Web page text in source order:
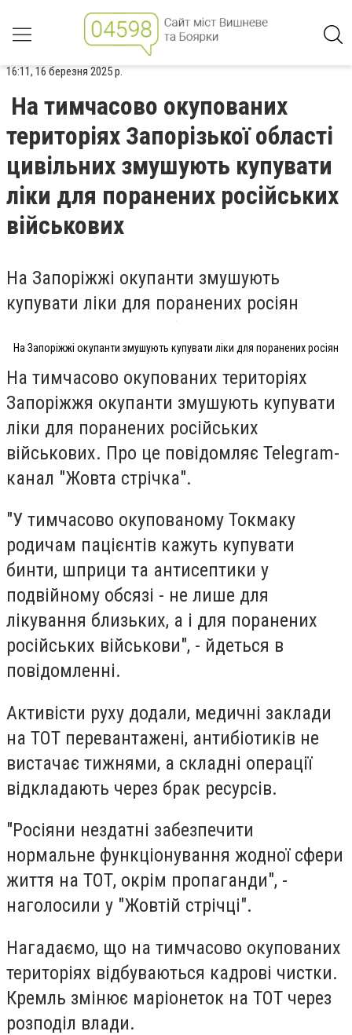
16:11, 16 березня 2025 р.
На тимчасово окупованих
територіях Запорізької області
цивільних змушують купувати
ліки для поранених російських
військових
На Запоріжжі окупанти змушують
купувати ліки для поранених росіян
На Запоріжжі окупанти змушують купувати ліки для поранених росіян
На тимчасово окупованих територіях
Запоріжжя окупанти змушують купувати
ліки для поранених російських
військових. Про це повідомляє Telegram-
канал "Жовта стрічка".
"У тимчасово окупованому Токмаку
родичам пацієнтів кажуть купувати
бинти, шприци та антисептики у
подвійному обсязі - не лише для
лікування близьких, а і для поранених
російських військови", - йдеться в
повідомленні.
Активісти руху додали, медичні заклади
на ТОТ перевантажені, антибіотиків не
вистачає тижнями, а складні операції
відкладають через брак ресурсів.
"Росіяни нездатні забезпечити
нормальне функціонування жодної сфери
життя на ТОТ, окрім пропаганди", -
наголосили у "Жовтій стрічці".
Нагадаємо, що на тимчасово окупованих
територіях відбуваються кадрові чистки.
Кремль змінює маріонеток на ТОТ через
розподіл влади.